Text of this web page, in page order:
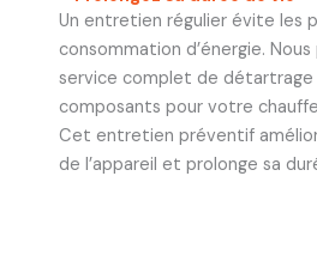
Un entretien régulier évite les
consommation d’énergie.
service complet de
composants pour votre
Cet entretien préventif
de l’appareil et prolonge sa